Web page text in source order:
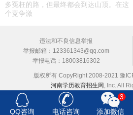
多冤枉的路，但最终都会到达山顶。在这
个竞争激
违法和不良信息举报
举报邮箱：123361343@qq.com
举报电话：18003816302
版权所有 CopyRight 2008-2021 豫
河南学历教育招生网 , Inc. All
3
QQ咨询
电话咨询 添加微信